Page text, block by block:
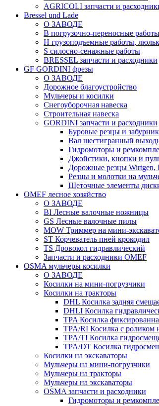
AGRICOLI запчасти и
Bressel und Lade
О ЗАВОДЕ
B погрузочно-переносные работы
H грузоподъемные работы,
S силосно-сенажные работы
BRESSEL запчасти и расходники
GF GORDINI фрезы
О ЗАВОДЕ
Дорожное благоустройство
Мульчеры и косилки
Снегоуборочная навеска
Строительная навеска
GORDINI запчасти и расходники
Буровые резцы и
Вал шестигранный
Гидромоторы и
Джойстики, кнопки и
Дорожные резцы Wirtgen,
Резцы и молотки на
Щеточные элементы
OMEF лесное хозяйство
О ЗАВОДЕ
BI Лесные валочные ножницы
GS Лесные валочные пилы
MOW Триммер на мини-
ST Корчеватель пней крокодил
TS Дровокол гидравлический
Запчасти и расходники OMEF
OSMA мульчеры косилки
О ЗАВОДЕ
Косилки на мини-погрузчики
Косилки на тракторы
DHL Косилка задняя
DHLI Косилка
TPA Косилка
TPA/RI Косилка с роликом
TPA/TI Косилка
TPA/DT Косилка
Косилки на экскаваторы
Мульчеры на мини-погрузчики
Мульчеры на тракторы
Мульчеры на экскаваторы
OSMA запчасти и расходники
Гидромоторы и